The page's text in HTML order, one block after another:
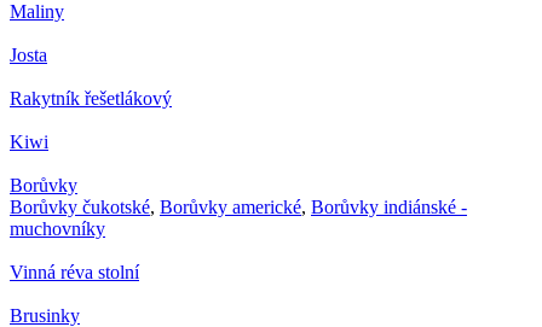
Maliny
Josta
Rakytník řešetlákový
Kiwi
Borůvky
Borůvky čukotské, Borůvky americké, Borůvky indiánské -
muchovníky
Vinná réva stolní
Brusinky